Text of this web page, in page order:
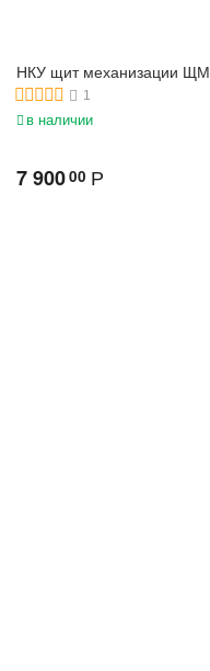
НКУ щит механизации ЩМ
1
в наличии
7 90000 Р